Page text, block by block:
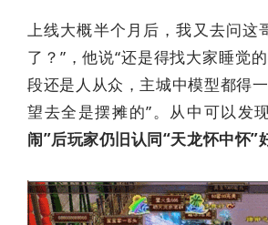
上线大概半个月后，我又去问这
了？”，他说“还是得找大家睡觉
段还是人从众，主城中模型都得
望去全是摆摊的”。从中可以发
闹”后玩家仍旧认同“天龙怀中怀”